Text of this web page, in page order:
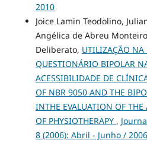
2010
Joice Lamin Teodolino,
Angélica de Abreu
Deliberato, UTILIZAÇÃO
QUESTIONÁRIO BIPOLAR
ACESSIBILIDADE DE
OF NBR 9050 AND THE
INTHE EVALUATION OF
OF PHYSIOTHERAPY ,
8 (2006): Abril - Junho / 2006